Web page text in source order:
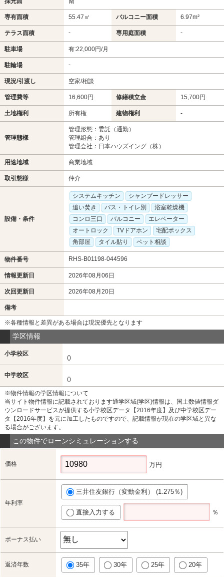
専有面積 55.47㎡ バルコニー面積 6.97m²
テラス面積 - 専用庭面積 -
駐車場 有:22,000円/月
駐輪場 -
現況/引渡し 空家/相談
管理費等 16,600円 修繕積立金 15,700円
土地権利 所有権 建物権利 -
管理態様
管理形態：委託（通勤）
管理組合：あり
管理会社：日本ハウズイング（株）
用途地域 商業地域
取引態様 仲介
設備・条件
システムキッチン
シャンプードレッサー
追い焚き
バス・トイレ別
浴室乾燥機
コンロ三口
バルコニー
エレベーター
オートロック
TVドアホン
宅配ボックス
角部屋
タイル貼り ペット相談
物件番号 RHS-B01198-044596
情報更新日 2026年08月06日
次回更新日 2026年08月20日
備考
※各種情報と差異がある場合は現況優先となります
学区情報
小学校区
()
中学校区
()
※物件情報の学区情報について
当サイト物件情報に記載されております通学区域(学区)情報は、国土数値情報ダ
ウンロードサービスが提供する小学校区データ【2016年度】及び中学校区デー
タ【2016年度】を元に加工したものですので、記載情報が現在の学区域と異な
る場合がございます。
この物件でローンシミュレーションする
価格 万円
年利率
三井住友銀行（変動金利） (1.275％)
直接入力する ％
ボーナス払い
返済年数 35年 30年 25年 20年